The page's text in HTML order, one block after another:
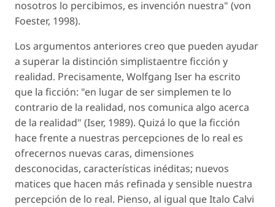
nosotros lo percibimos, es invención nuestra" (von
Foester, 1998).
Los argumentos anteriores creo que pueden ayudar
a superar la distinción simplistaentre ficción y
realidad. Precisamente, Wolfgang Iser ha escrito
que la ficción: "en lugar de ser simplemen te lo
contrario de la realidad, nos comunica algo acerca
de la realidad" (Iser, 1989). Quizá lo que la ficción
hace frente a nuestras percepciones de lo real es
ofrecernos nuevas caras, dimensiones
desconocidas, características inéditas; nuevos
matices que hacen más refinada y sensible nuestra
percepción de lo real. Pienso, al igual que Italo Calvi